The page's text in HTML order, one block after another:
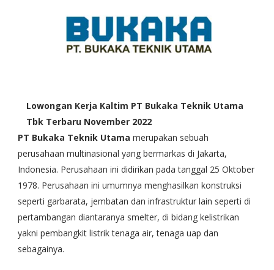
Lowongan Kerja Kaltim PT Bukaka Teknik Utama
Tbk Terbaru November 2022
PT Bukaka Teknik Utama merupakan sebuah
perusahaan multinasional yang bermarkas di Jakarta,
Indonesia. Perusahaan ini didirikan pada tanggal 25 Oktober
1978. Perusahaan ini umumnya menghasilkan konstruksi
seperti garbarata, jembatan dan infrastruktur lain seperti di
pertambangan diantaranya smelter, di bidang kelistrikan
yakni pembangkit listrik tenaga air, tenaga uap dan
sebagainya.